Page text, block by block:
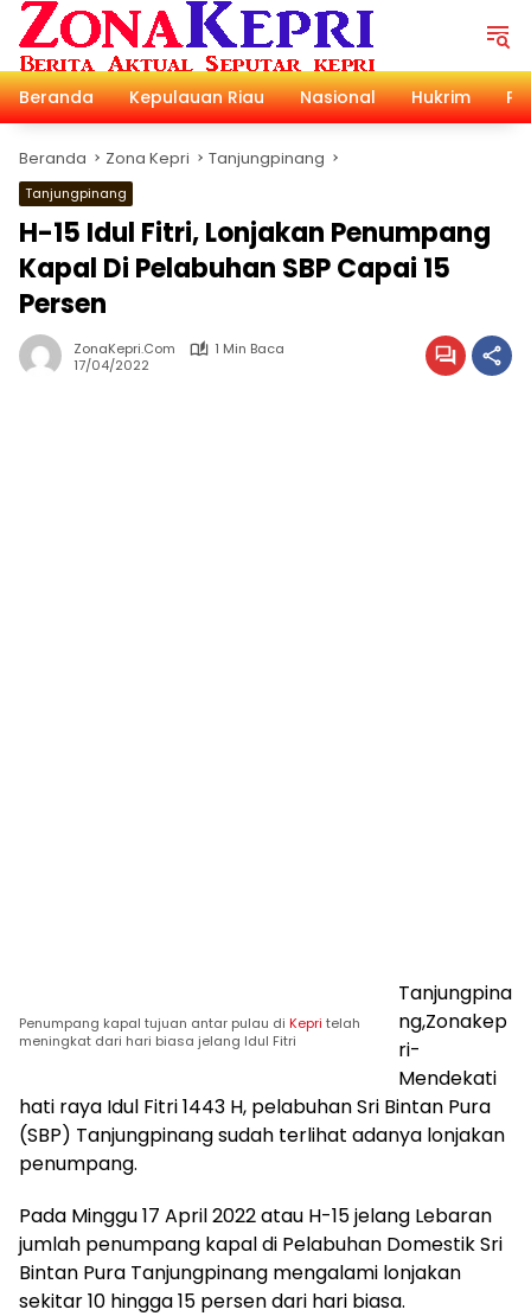
Langsung
konten
Beranda
Kepulauan Riau Nasional Hukrim
Beranda Zona Kepri Tanjungpinang
Tanjungpinang
H-15 Idul Fitri, Lonjakan Penumpang
Kapal Di Pelabuhan SBP Capai 15
Persen
ZonaKepri.com
1 Min Baca
17/04/2022
Penumpang kapal tujuan antar pulau di Kepri telah
meningkat dari hari biasa jelang Idul Fitri
Tanjungpina
ng,Zonakep
ri-
Mendekati
hati raya Idul Fitri 1443 H, pelabuhan Sri Bintan Pura
(SBP) Tanjungpinang sudah terlihat adanya lonjakan
penumpang.
Pada Minggu 17 April 2022 atau H-15 jelang Lebaran
jumlah penumpang kapal di Pelabuhan Domestik Sri
Bintan Pura Tanjungpinang mengalami lonjakan
sekitar 10 hingga 15 persen dari hari biasa.